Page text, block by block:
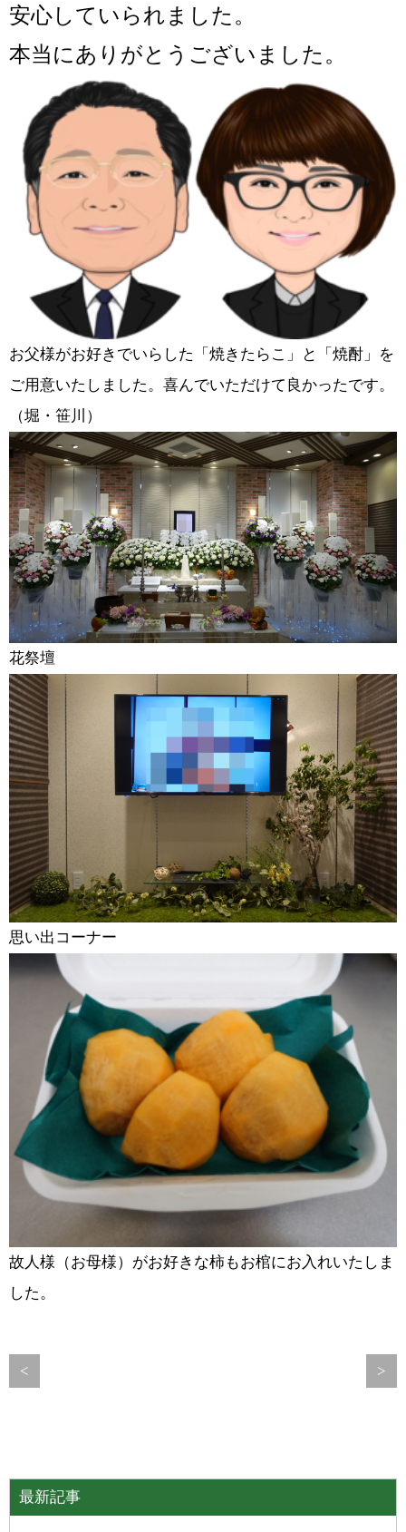
安心していられました。
本当にありがとうございました。
お父様がお好きでいらした「焼きたらこ」と「焼酎」を
ご用意いたしました。喜んでいただけて良かったです。
（堀・笹川）
花祭壇
思い出コーナー
故人様（お母様）がお好きな柿もお棺にお入れいたしま
した。
< >
最新記事